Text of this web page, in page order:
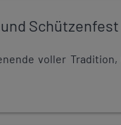
Schützenfest
voller Tradition,